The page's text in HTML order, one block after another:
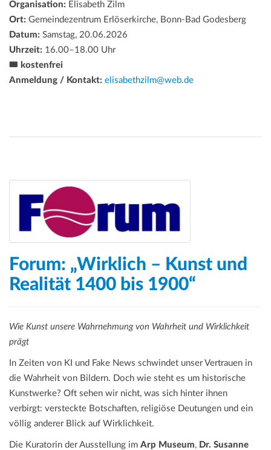
Organisation: Elisabeth Zilm
Ort: Gemeindezentrum Erlöserkirche, Bonn-Bad Godesberg
Datum: Samstag, 20.06.2026
Uhrzeit: 16.00–18.00 Uhr
🎟️ kostenfrei
Anmeldung / Kontakt: elisabethzilm@web.de
Forum: „Wirklich – Kunst und
Realität 1400 bis 1900“
Wie Kunst unsere Wahrnehmung von Wahrheit und Wirklichkeit
prägt
In Zeiten von KI und Fake News schwindet unser Vertrauen in
die Wahrheit von Bildern. Doch wie steht es um historische
Kunstwerke? Oft sehen wir nicht, was sich hinter ihnen
verbirgt: versteckte Botschaften, religiöse Deutungen und ein
völlig anderer Blick auf Wirklichkeit.
Die Kuratorin der Ausstellung im Arp Museum, Dr. Susanne